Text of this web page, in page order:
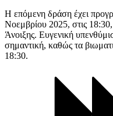
Η επόμενη δράση έχει
Νοεμβρίου 2025, στις
Άνοιξης. Ευγενική
σημαντική, καθώς τα
18:30.